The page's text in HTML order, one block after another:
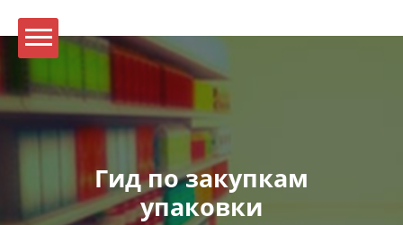
Гид по закупкам
упаковки